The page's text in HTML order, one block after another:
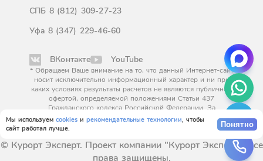
Мы используем cookies и рекомендательные технологии, чтобы
сайт работал лучше.
Понятно
СПБ 8 (812) 309-27-23
Уфа 8 (347) 229-46-60
ВКонтакте YouTube
* Обращаем Ваше внимание на то, что данный Интернет-сайт
носит исключительно информационный характер и ни при
каких условиях результаты расчетов не являются публичной
офертой, определяемой положениями Статьи 437
Гражданского кодекса Российской Федерации. За
окончательным расчетом обращайтесь к нашим менеджерам.
© Курорт Эксперт. Проект компании "Курорт Эксперт". Все
права защищены.